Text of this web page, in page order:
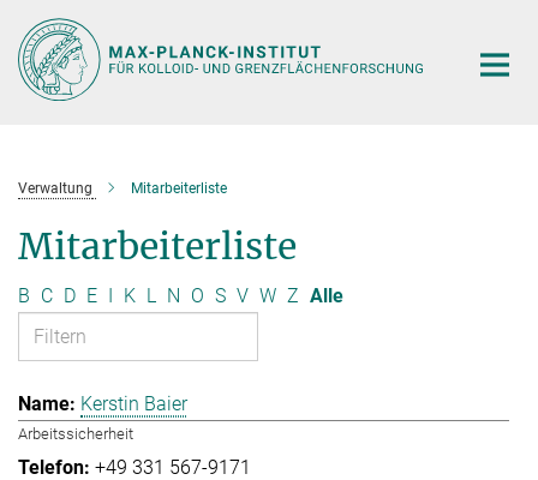
Hauptinhalt
Verwaltung Mitarbeiterliste
Mitarbeiterliste
B C D E I K L N O S V W Z Alle
Kerstin Baier
Arbeitssicherheit
+49 331 567-9171